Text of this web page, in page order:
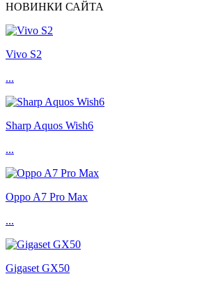
НОВИНКИ САЙТА
Vivo S2
...
Sharp Aquos Wish6
...
Oppo A7 Pro Max
...
Gigaset GX50